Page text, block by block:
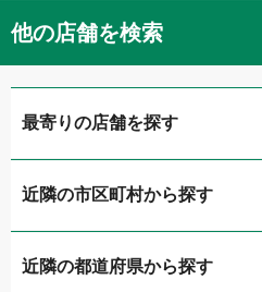
他の店舗を検索
最寄りの店舗を探す
ガリバー高松東山崎店 板金工場
ガリバー高松東山崎店
近隣の市区町村から探す
高松市
近隣の都道府県から探す